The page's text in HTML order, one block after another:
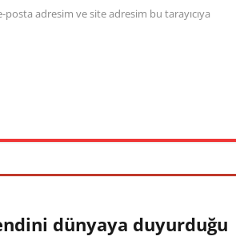
posta adresim ve site adresim bu tarayıcıya
dünyaya duyurduğu